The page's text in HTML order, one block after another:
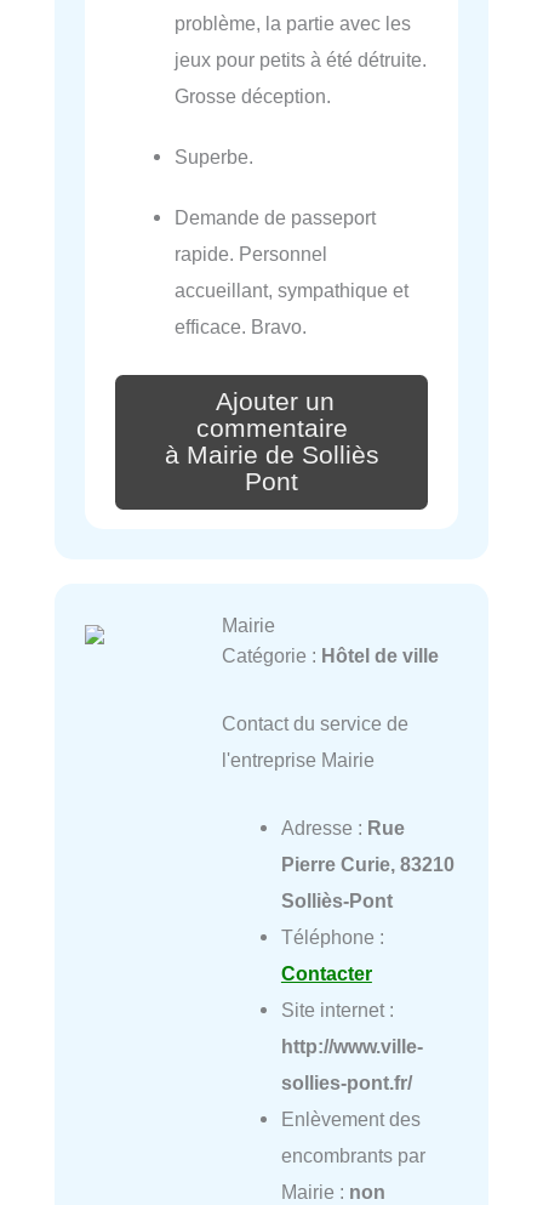
problème, la partie avec les
jeux pour petits à été détruite.
Grosse déception.
Superbe.
Demande de passeport
rapide. Personnel
accueillant, sympathique et
efficace. Bravo.
Ajouter un
commentaire
à Mairie de Solliès
Pont
Mairie
Catégorie : Hôtel de ville
Contact du service de
l'entreprise Mairie
Adresse : Rue
Pierre Curie, 83210
Solliès-Pont
Téléphone :
Contacter
Site internet :
http://www.ville-
sollies-pont.fr/
Enlèvement des
encombrants par
Mairie : non